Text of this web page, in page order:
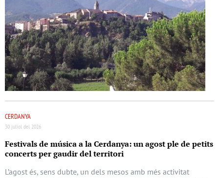
CERDANYA
30 juliol del 2026
Festivals de música a la Cerdanya: un agost ple de petits
concerts per gaudir del territori
L’agost és, sens dubte, un dels mesos amb més activitat